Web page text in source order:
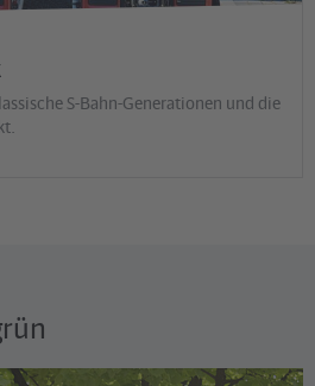
S-Bahn-Generationen und die